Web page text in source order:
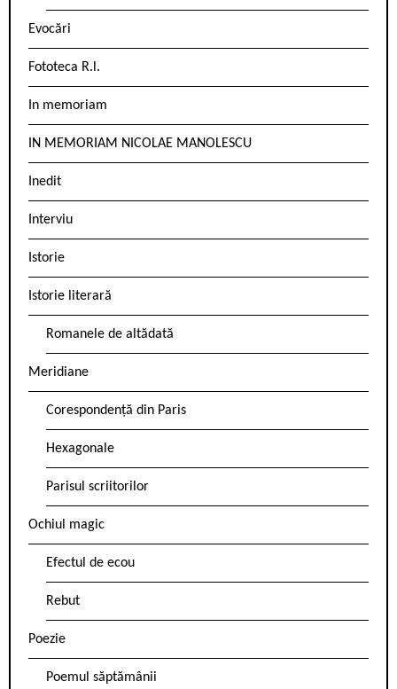
Evocări
Fototeca R.l.
In memoriam
IN MEMORIAM NICOLAE MANOLESCU
Inedit
Interviu
Istorie
Istorie literară
Romanele de altădată
Meridiane
Corespondență din Paris
Hexagonale
Parisul scriitorilor
Ochiul magic
Efectul de ecou
Rebut
Poezie
Poemul săptămânii